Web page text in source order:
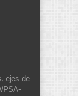
ejes de